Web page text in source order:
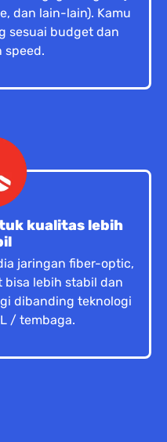
dan lain-lain). Kamu
sesuai budget dan
speed.
kualitas lebih
jaringan fiber-optic,
bisa lebih stabil dan
dibanding teknologi
/ tembaga.